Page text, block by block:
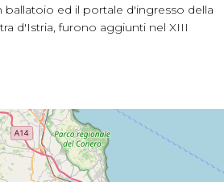
ballatoio ed il portale d'ingresso della
d'Istria, furono aggiunti nel XIII